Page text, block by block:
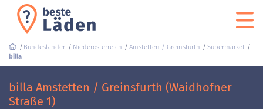
Bundesländer Niederösterreich Amstetten / Greinsfurth
Supermarket
billa
billa Amstetten / Greinsfurth (Waidhofner
Straße 1)